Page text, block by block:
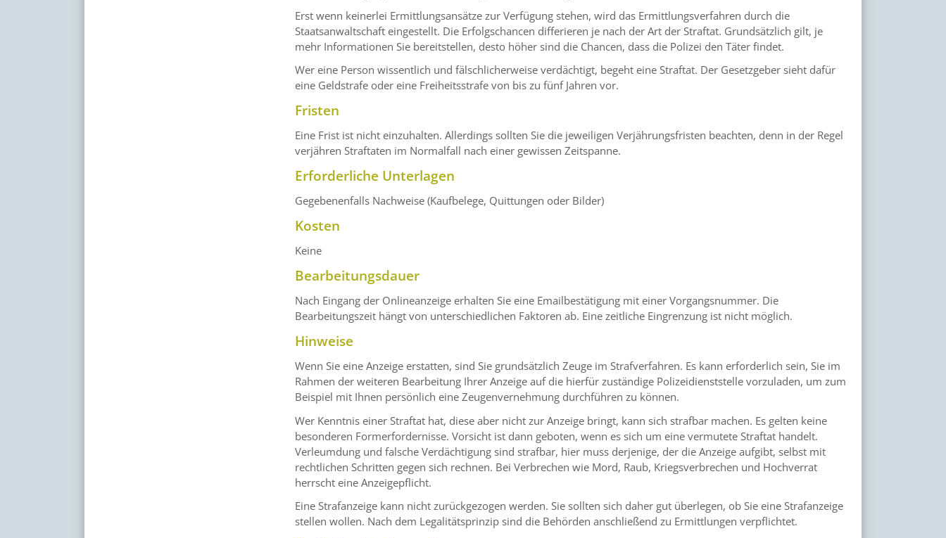
Erst wenn keinerlei Ermittlungsansätze zur Verfügung stehen, wird das Ermittlungsverfahren durch die
Staatsanwaltschaft eingestellt. Die Erfolgschancen differieren je nach der Art der Straftat. Grundsätzlich gilt, je
mehr Informationen Sie bereitstellen, desto höher sind die Chancen, dass die Polizei den Täter findet.
Wer eine Person wissentlich und fälschlicherweise verdächtigt, begeht eine Straftat. Der Gesetzgeber sieht dafür
eine Geldstrafe oder eine Freiheitsstrafe von bis zu fünf Jahren vor.
Fristen
Eine Frist ist nicht einzuhalten. Allerdings sollten Sie die jeweiligen Verjährungsfristen beachten, denn in der Regel
verjähren Straftaten im Normalfall nach einer gewissen Zeitspanne.
Erforderliche Unterlagen
Gegebenenfalls Nachweise (Kaufbelege, Quittungen oder Bilder)
Kosten
Keine
Bearbeitungsdauer
Nach Eingang der Onlineanzeige erhalten Sie eine Emailbestätigung mit einer Vorgangsnummer. Die
Bearbeitungszeit hängt von unterschiedlichen Faktoren ab. Eine zeitliche Eingrenzung ist nicht möglich.
Hinweise
Wenn Sie eine Anzeige erstatten, sind Sie grundsätzlich Zeuge im Strafverfahren. Es kann erforderlich sein, Sie im
Rahmen der weiteren Bearbeitung Ihrer Anzeige auf die hierfür zuständige Polizeidienststelle vorzuladen, um zum
Beispiel mit Ihnen persönlich eine Zeugenvernehmung durchführen zu können.
Wer Kenntnis einer Straftat hat, diese aber nicht zur Anzeige bringt, kann sich strafbar machen. Es gelten keine
besonderen Formerfordernisse. Vorsicht ist dann geboten, wenn es sich um eine vermutete Straftat handelt.
Verleumdung und falsche Verdächtigung sind strafbar, hier muss derjenige, der die Anzeige aufgibt, selbst mit
rechtlichen Schritten gegen sich rechnen. Bei Verbrechen wie Mord, Raub, Kriegsverbrechen und Hochverrat
herrscht eine Anzeigepflicht.
Eine Strafanzeige kann nicht zurückgezogen werden. Sie sollten sich daher gut überlegen, ob Sie eine Strafanzeige
stellen wollen. Nach dem Legalitätsprinzip sind die Behörden anschließend zu Ermittlungen verpflichtet.